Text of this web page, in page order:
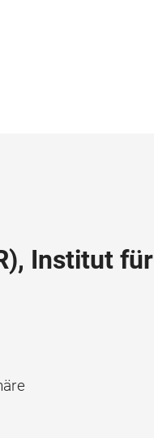
Institut für